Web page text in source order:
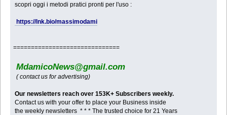
scopri oggi i metodi pratici pronti per l'uso :
https://lnk.bio/massimodami
==============================
MdamicoNews@gmail.com
( contact us for advertising)
Our newsletters reach over 153K+ Subscribers weekly.
Contact us with your offer to place your Business inside
the weekly newsletters * * * The trusted choice for 21 Years